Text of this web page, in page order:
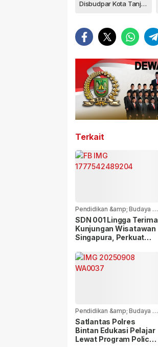
Disbudpar Kota Tanjungpinang
Terkait
Pendidikan &amp; Budaya -
3 bulan yang lalu
SDN 001 Lingga Terima
Kunjungan Wisatawan
Singapura, Perkuat
Melayu
Pendidikan &amp; Budaya -
11 bulan yang lalu
Satlantas Polres
Bintan Edukasi Pelajar
Lewat Program Police